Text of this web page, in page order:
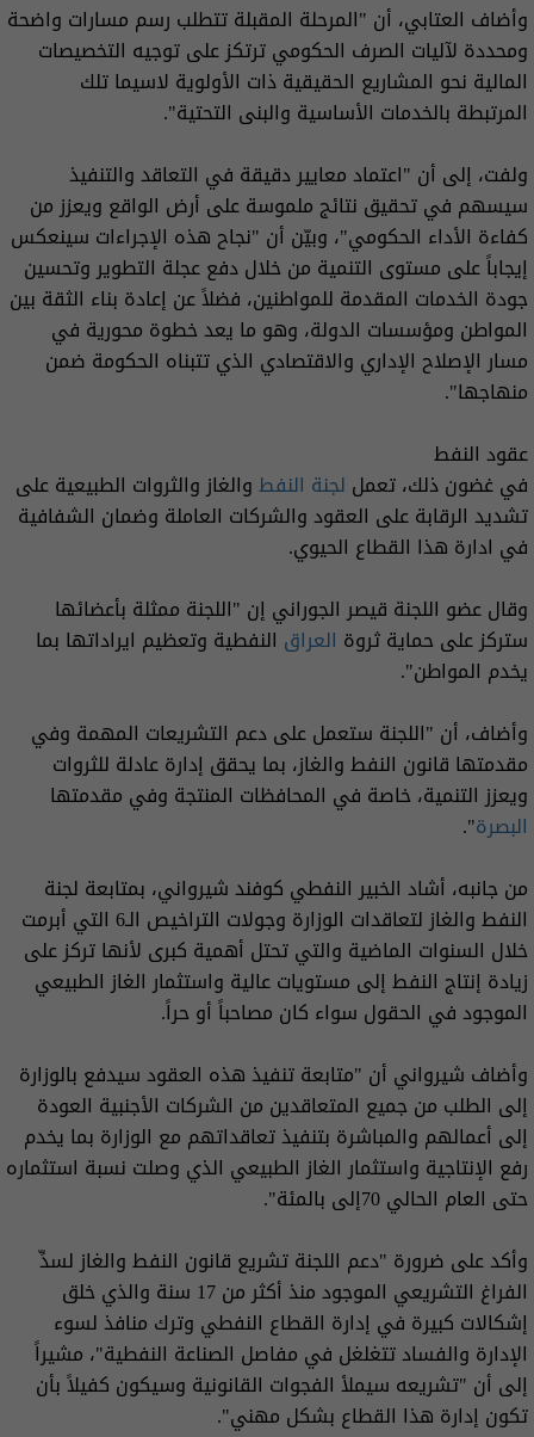
وأضاف العتابي، أن "المرحلة المقبلة تتطلب رسم مسارات واضحة
ومحددة لآليات الصرف الحكومي ترتكز على توجيه التخصيصات
المالية نحو المشاريع الحقيقية ذات الأولوية لاسيما تلك
المرتبطة بالخدمات الأساسية والبنى التحتية".
ولفت، إلى أن "اعتماد معايير دقيقة في التعاقد والتنفيذ
سيسهم في تحقيق نتائج ملموسة على أرض الواقع ويعزز من
كفاءة الأداء الحكومي"، وبيّن أن "نجاح هذه الإجراءات سينعكس
إيجاباً على مستوى التنمية من خلال دفع عجلة التطوير وتحسين
جودة الخدمات المقدمة للمواطنين، فضلاً عن إعادة بناء الثقة بين
المواطن ومؤسسات الدولة، وهو ما يعد خطوة محورية في
مسار الإصلاح الإداري والاقتصادي الذي تتبناه الحكومة ضمن
منهاجها".
عقود النفط
في غضون ذلك، تعمل لجنة النفطوالغاز والثروات الطبيعية على
تشديد الرقابة على العقود والشركات العاملة وضمان الشفافية
في ادارة هذا القطاع الحيوي.
وقال عضو اللجنة قيصر الجوراني إن "اللجنة ممثلة بأعضائها
ستركز على حماية ثروة العراق النفطية وتعظيم ايراداتها بما
يخدم المواطن".
وأضاف، أن "اللجنة ستعمل على دعم التشريعات المهمة وفي
مقدمتها قانون النفط والغاز، بما يحقق إدارة عادلة للثروات
ويعزز التنمية، خاصة في المحافظات المنتجة وفي مقدمتها
البصرة".
من جانبه، أشاد الخبير النفطي كوفند شيرواني، بمتابعة لجنة
النفط والغاز لتعاقدات الوزارة وجولات التراخيص الـ6 التي أبرمت
خلال السنوات الماضية والتي تحتل أهمية كبرى لأنها تركز على
زيادة إنتاج النفط إلى مستويات عالية واستثمار الغاز الطبيعي
الموجود في الحقول سواء كان مصاحباً أو حراً.
وأضاف شيرواني أن "متابعة تنفيذ هذه العقود سيدفع بالوزارة
إلى الطلب من جميع المتعاقدين من الشركات الأجنبية العودة
إلى أعمالهم والمباشرة بتنفيذ تعاقداتهم مع الوزارة بما يخدم
رفع الإنتاجية واستثمار الغاز الطبيعي الذي وصلت نسبة استثماره
حتى العام الحالي 70إلى بالمئة".
وأكد على ضرورة "دعم اللجنة تشريع قانون النفط والغاز لسدِّ
الفراغ التشريعي الموجود منذ أكثر من 17 سنة والذي خلق
إشكالات كبيرة في إدارة القطاع النفطي وترك منافذ لسوء
الإدارة والفساد تتغلغل في مفاصل الصناعة النفطية"، مشيراً
إلى أن "تشريعه سيملأ الفجوات القانونية وسيكون كفيلاً بأن
تكون إدارة هذا القطاع بشكل مهني".